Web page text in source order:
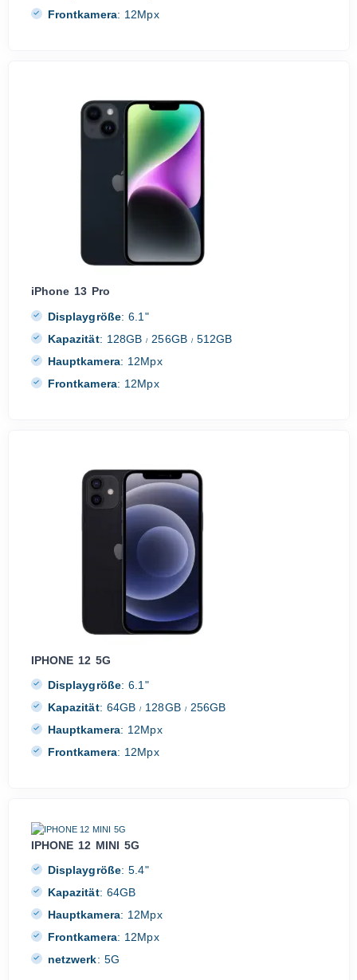
Frontkamera: 12Mpx
iPhone 13 Pro
Displaygröße: 6.1"
Kapazität: 128GB/ 256GB /512GB
Hauptkamera: 12Mpx
Frontkamera: 12Mpx
IPHONE 12 5G
Displaygröße: 6.1"
Kapazität: 64GB/ 128GB /256GB
Hauptkamera: 12Mpx
Frontkamera: 12Mpx
IPHONE 12 MINI 5G
Displaygröße: 5.4"
Kapazität: 64GB
Hauptkamera: 12Mpx
Frontkamera: 12Mpx
netzwerk: 5G